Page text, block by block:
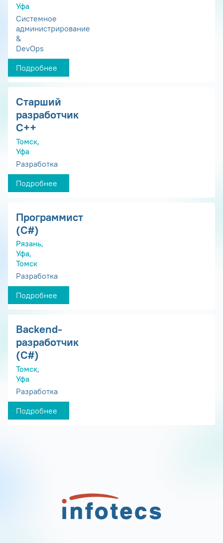
Уфа
Системное
администрирование
&
DevOps
Подробнее
Старший
разработчик
С++
Томск,
Уфа
Разработка
Подробнее
Программист
(С#)
Рязань,
Уфа,
Томск
Разработка
Подробнее
Backend-
разработчик
(C#)
Томск,
Уфа
Разработка
Подробнее